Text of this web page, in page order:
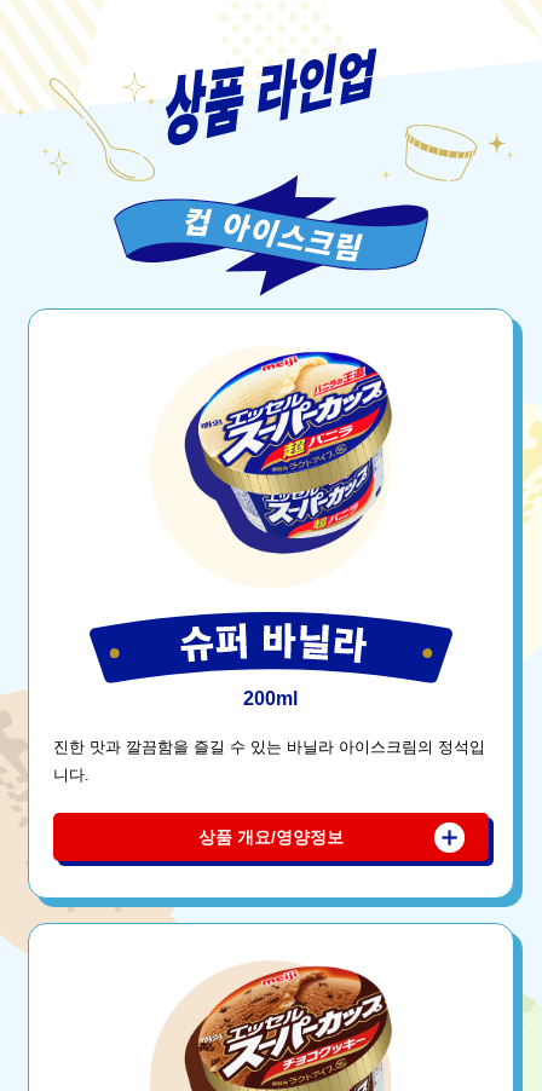
200ml
진한 맛과 깔끔함을 즐길 수 있는 바닐라 아이스크림의 정석입
니다.
상품 개요/영양정보